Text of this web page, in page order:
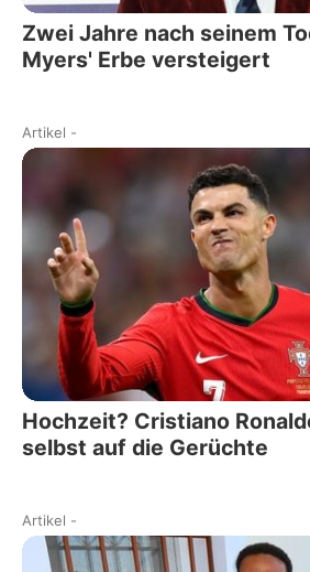
Zwei Jahre nach seinem
Myers' Erbe versteigert
Artikel -
Hochzeit? Cristiano
selbst auf die Gerüchte
Artikel -